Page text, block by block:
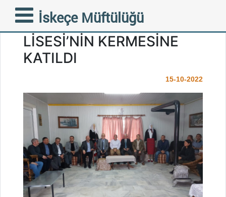
İskeçe Müftülüğü
MÜFTÜMÜZ İSKEÇE
AZINLIK ORTAOKUL VE
LİSESİ’NİN KERMESİNE
KATILDI
15-10-2022